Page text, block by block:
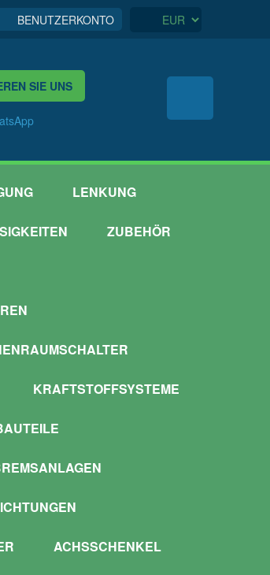
BENUTZERKONTO
SIE UNS
LENKUNG
ZUBEHÖR
KRAFTSTOFFSYSTEME
ACHSSCHENKEL